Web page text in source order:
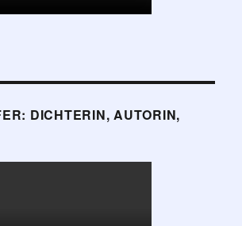
DICHTERIN, AUTORIN,